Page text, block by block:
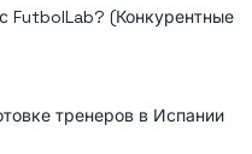
FutbolLab? (Конкурентные
тренеров в Испании